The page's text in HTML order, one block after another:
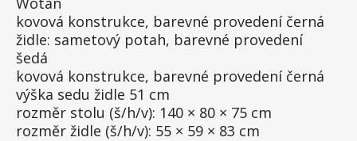
kovová konstrukce, barevné provedení černá
židle: sametový potah, barevné provedení
šedá
kovová konstrukce, barevné provedení černá
výška sedu židle 51 cm
rozměr stolu (š/h/v): 140 × 80 × 75 cm
rozměr židle (š/h/v): 55 × 59 × 83 cm